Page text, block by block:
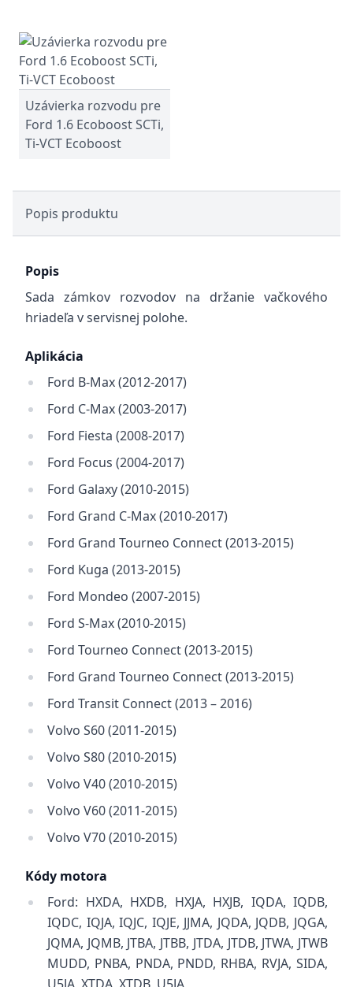
Uzávierka rozvodu pre
Ford 1.6 Ecoboost SCTi,
Ti-VCT Ecoboost
Popis produktu
Popis
Sada zámkov rozvodov na držanie vačkového
hriadeľa v servisnej polohe.
Aplikácia
Ford B-Max (2012-2017)
Ford C-Max (2003-2017)
Ford Fiesta (2008-2017)
Ford Focus (2004-2017)
Ford Galaxy (2010-2015)
Ford Grand C-Max (2010-2017)
Ford Grand Tourneo Connect (2013-2015)
Ford Kuga (2013-2015)
Ford Mondeo (2007-2015)
Ford S-Max (2010-2015)
Ford Tourneo Connect (2013-2015)
Ford Grand Tourneo Connect (2013-2015)
Ford Transit Connect (2013 – 2016)
Volvo S60 (2011-2015)
Volvo S80 (2010-2015)
Volvo V40 (2010-2015)
Volvo V60 (2011-2015)
Volvo V70 (2010-2015)
Kódy motora
Ford: HXDA, HXDB, HXJA, HXJB, IQDA, IQDB,
IQDC, IQJA, IQJC, IQJE, JJMA, JQDA, JQDB, JQGA,
JQMA, JQMB, JTBA, JTBB, JTDA, JTDB, JTWA, JTWB
MUDD, PNBA, PNDA, PNDD, RHBA, RVJA, SIDA,